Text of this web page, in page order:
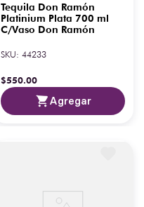
Tequila Don Ramón
Platinium Plata 700 ml
C/Vaso Don Ramón
SKU: 44233
$550.00
Agregar